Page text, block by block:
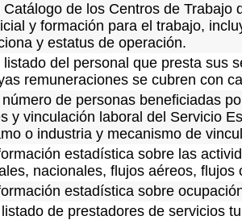
de los Centros de
y formación para el trabajo,
y estatus de operación.
del personal que presta sus
remuneraciones se cubren con
de personas beneficiadas
y vinculación laboral del Servicio
o industria y mecanismo de
estadística sobre las
nacionales, flujos aéreos, flujos
estadística sobre
de prestadores de servicios